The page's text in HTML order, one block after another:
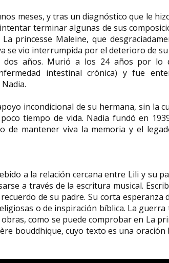
meses, y tras un diagnóstico que le
terminar algunas de sus
princesse Maleine, que
se vio interrumpida por el deterioro de
dos años. Murió a los 24 años por lo
intestinal crónica) y fue
incondicional de su hermana, sin la
tiempo de vida. Nadia fundó en
de mantener viva la memoria y el
a la relación cercana entre Lili y su
a través de la escritura musical​.
de su padre​. Su corta esperanza
o de inspiración bíblica. La
como se puede comprobar en La
bouddhique, cuyo texto es una